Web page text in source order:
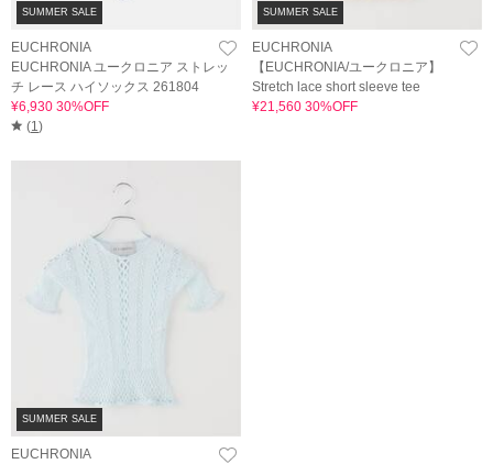
SUMMER SALE
EUCHRONIA
EUCHRONIA ユークロニア ストレッ
チ レース ハイソックス 261804
¥6,930 30%OFF
(1)
SUMMER SALE
EUCHRONIA
【EUCHRONIA/ユークロニア】
Stretch lace short sleeve tee
¥21,560 30%OFF
SUMMER SALE
EUCHRONIA